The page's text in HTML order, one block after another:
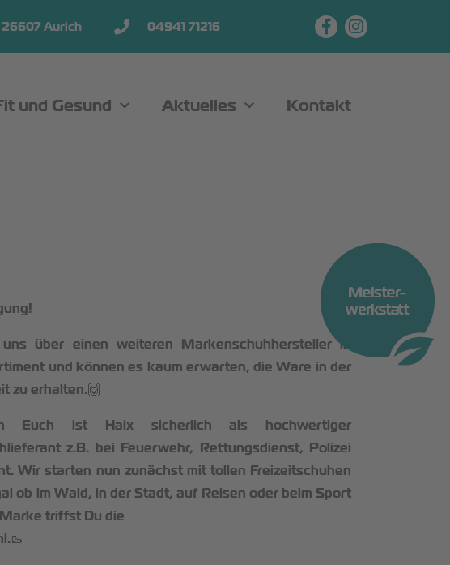
26607 Aurich 04941 71216
und Gesund Aktuelles Kontakt
über einen weiteren Markenschuhhersteller in
und können es kaum erwarten, die Ware in der
zu erhalten.🙌
Euch ist Haix sicherlich als hochwertiger
z.B. bei Feuerwehr, Rettungsdienst, Polizei
Wir starten nun zunächst mit tollen Freizeitschuhen
ob im Wald, in der Stadt, auf Reisen oder beim Sport
triffst Du die